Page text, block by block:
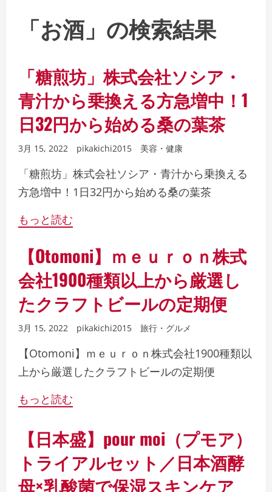
「お酒」の検索結果
「糖煎坊」株式会社ソシア・
青汁から乗換える方急増中！1
日32円から始める桑の葉茶
3月 15, 2022 pikakichi2015 美容・健康
「糖煎坊」株式会社ソシア・青汁から乗換える
方急増中！1日32円から始める桑の葉茶
もっと読む
【Otomoni】ｍｅｕｒｏｎ株式
会社1900種類以上から厳選し
たクラフトビールの定期便
3月 15, 2022 pikakichi2015 旅行・グルメ
【Otomoni】ｍｅｕｒｏｎ株式会社1900種類以
上から厳選したクラフトビールの定期便
もっと読む
【日本盛】pour moi（プモア）
トライアルセット／日本酒酵
母×乳酸菌で保湿スキンケア